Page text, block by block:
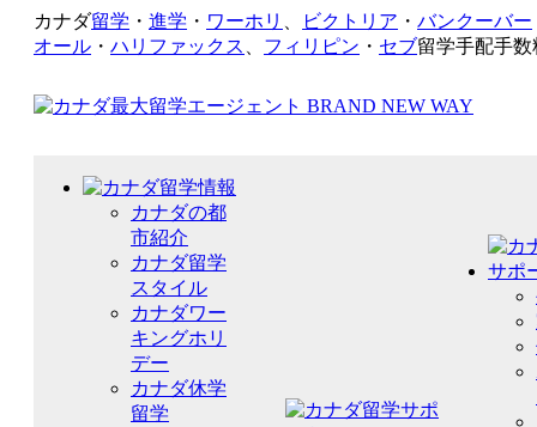
カナダ留学 ・ 進学 ・ ワーホリ ビクトリア ・ バンクーバー
オール ・ ハリファックス フィリピン ・ セブ留学手配手数
カナダの都
市紹介
カナダ留学
スタイル
カナダワー
キングホリ
デー
カナダ休学
留学